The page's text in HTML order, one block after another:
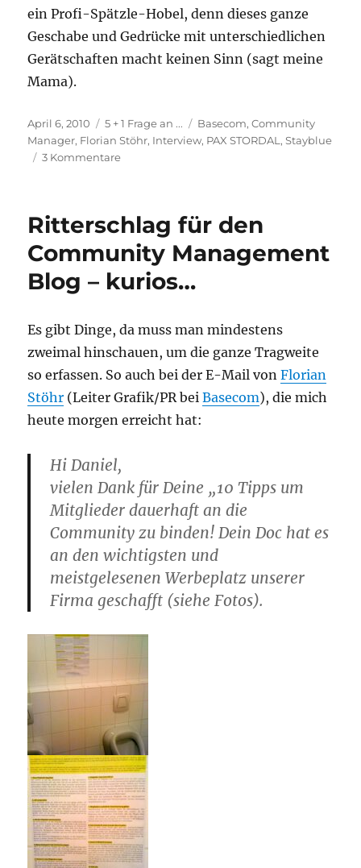
ein Profi-Spätzle-Hobel, denn dieses ganze
Geschabe und Gedrücke mit unterschiedlichen
Gerätschaften macht keinen Sinn (sagt meine
Mama).
Veröffentlicht
am
April 6, 2010 Kategorien
5 + 1 Frage an ... Schlagwörter
Basecom,Community
Manager, Florian Stöhr, Interview, PAX STORDAL ,Stayblue
3 Kommentarezu
Frage
Florian
Stöhr,
Community
von
(OScommunity)
Ritterschlag für den
Community Management
Blog – kurios…
Es gibt Dinge, da muss man mindestens
zweimal hinschauen, um die ganze Tragweite
so erfassen. So auch bei der E-Mail vonFlorian
Stöhr (Leiter Grafik/PR beiBasecom), die mich
heute morgen erreicht hat:
Hi Daniel,
vielen Dank für Deine „10 Tipps um
Mitglieder dauerhaft an die
Community zu binden! Dein Doc hat es
an den wichtigsten und
meistgelesenen Werbeplatz unserer
Firma geschafft (siehe Fotos).